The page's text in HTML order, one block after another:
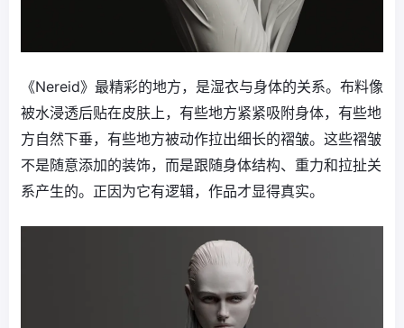
《Nereid》最精彩的地方，是湿衣与身体的关系。布料像
被水浸透后贴在皮肤上，有些地方紧紧吸附身体，有些地
方自然下垂，有些地方被动作拉出细长的褶皱。这些褶皱
不是随意添加的装饰，而是跟随身体结构、重力和拉扯关
系产生的。正因为它有逻辑，作品才显得真实。